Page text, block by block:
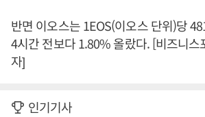
반면 이오스는 1EOS(이오스 단위)당
4시간 전보다 1.80% 올랐다. [비즈니스
자]
인기기사